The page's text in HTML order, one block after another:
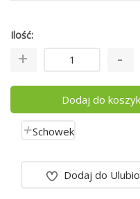
Ilość
Dodaj do
Schowek
Dodaj do